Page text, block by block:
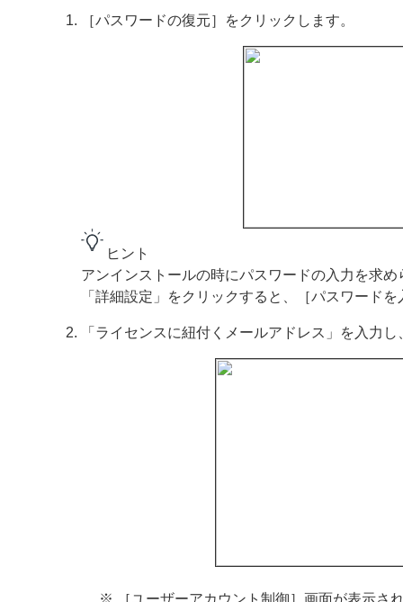
［パスワードの復元］をクリックします。
ヒント
アンインストールの時にパスワードの入力を求
「詳細設定」をクリックすると、［パスワード
「ライセンスに紐付くメールアドレス」を入力
※ ［ユーザーアカウント制御］画面が表示さ